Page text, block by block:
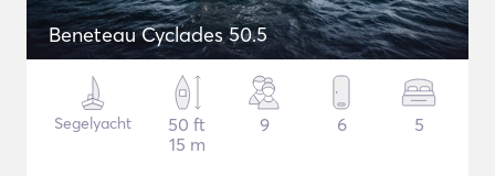
Beneteau Cyclades 50.5
Segelyacht
50 ft
15 m
9 6 5